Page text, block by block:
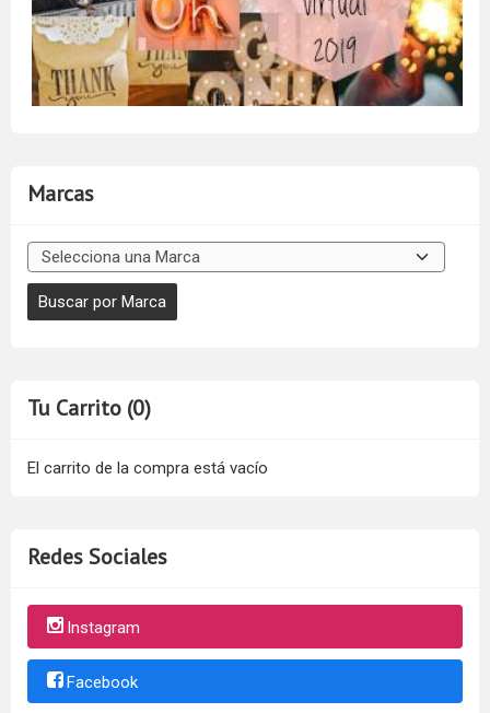
Marcas
Tu Carrito (0)
El carrito de la compra está vacío
Redes Sociales
Instagram
Facebook